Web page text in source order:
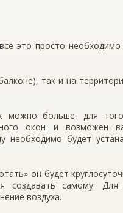
это просто
так и на
можно больше, для
окон и возможен
необходимо будет
он будет
самому. Для
воздуха.